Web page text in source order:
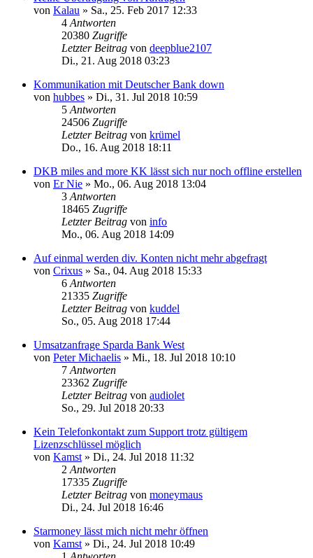
von Kalau » Sa., 25. Feb 2017 12:33
4 Antworten
20380 Zugriffe
Letzter Beitrag von deepblue2107
Di., 21. Aug 2018 03:23
Kommunikation mit Deutscher Bank down
von hubbes » Di., 31. Jul 2018 10:59
5 Antworten
24506 Zugriffe
Letzter Beitrag von krümel
Do., 16. Aug 2018 18:11
DKB miles and more KK lässt sich nur noch offline erstellen
von Er Nie » Mo., 06. Aug 2018 13:04
3 Antworten
18465 Zugriffe
Letzter Beitrag von info
Mo., 06. Aug 2018 14:09
Auf einmal werden div. Konten nicht mehr abgefragt
von Crixus » Sa., 04. Aug 2018 15:33
6 Antworten
21335 Zugriffe
Letzter Beitrag von kuddel
So., 05. Aug 2018 17:44
Umsatzanfrage Sparda Bank West
von Peter Michaelis » Mi., 18. Jul 2018 10:10
7 Antworten
23362 Zugriffe
Letzter Beitrag von audiolet
So., 29. Jul 2018 20:33
Kein Telefonkontakt zum Support trotz gültigem
Lizenzschlüssel möglich
von Kamst » Di., 24. Jul 2018 11:32
2 Antworten
17335 Zugriffe
Letzter Beitrag von moneymaus
Di., 24. Jul 2018 16:46
Starmoney lässt mich nicht mehr öffnen
von Kamst » Di., 24. Jul 2018 10:49